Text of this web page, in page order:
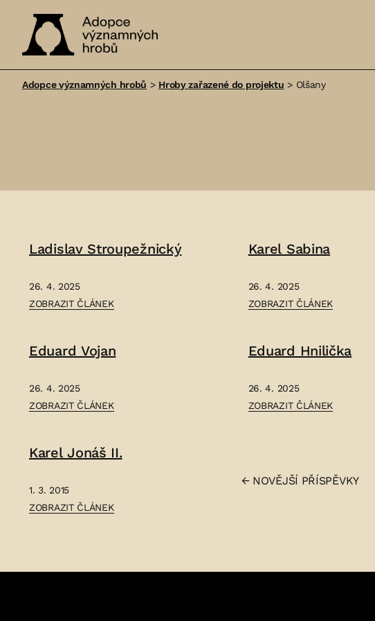
významných
Adopce významných hrobů > Hroby zařazené do projektu > Olšany
Ladislav Stroupežnický
26. 4. 2025
ČLÁNEK:
–
ZOBRAZIT ČLÁNEK
Karel Sabina
26. 4. 2025
ČLÁNEK:
–
ZOBRAZIT ČLÁNEK
Eduard Vojan
26. 4. 2025
ČLÁNEK:
–
ZOBRAZIT ČLÁNEK
Eduard Hnilička
26. 4. 2025
ČLÁNEK:
ZOBRAZIT ČLÁNEK
Karel Jonáš II.
1. 3. 2015
ČLÁNEK:
ZOBRAZIT ČLÁNEK
Stránkování
← NOVĚJŠÍ PŘÍSPĚVKY